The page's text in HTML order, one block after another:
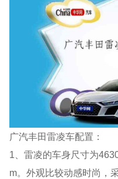
广汽丰田雷凌车配置：
1、雷凌的车身尺寸为
m。外观比较动感时尚，